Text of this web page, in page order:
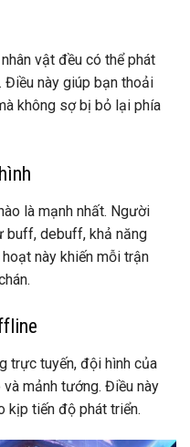
vật đều có thể phát
Điều này giúp bạn thoải
không sợ bị bỏ lại phía
là mạnh nhất. Người
buff, debuff, khả năng
này khiến mỗi trận
trực tuyến, đội hình của
mảnh tướng. Điều này
kịp tiến độ phát triển.